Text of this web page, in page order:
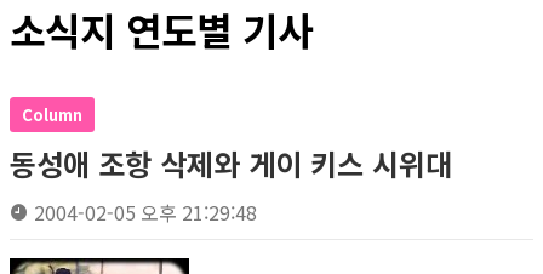
소식지 연도별 기사
Column
동성애 조항 삭제와 게이 키스 시위대
2004-02-05 오후 21:29:48